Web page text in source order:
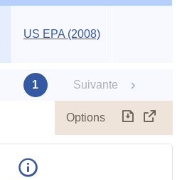
US EPA (2008)
1 Suivante
Options
le